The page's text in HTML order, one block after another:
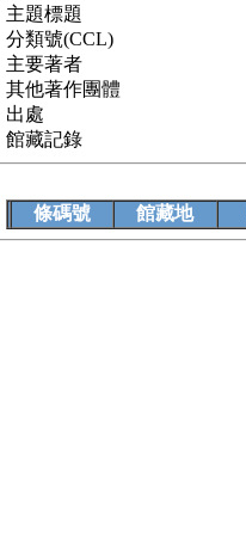
主題標題
分類號(CCL)
主要著者
其他著作團體
出處
館藏記錄
條碼號
館藏地